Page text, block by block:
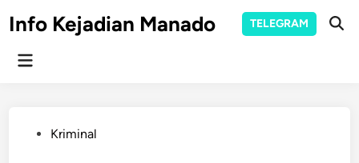
toInfo Kejadian Manado TELEGRAM
Main
PostedKriminal